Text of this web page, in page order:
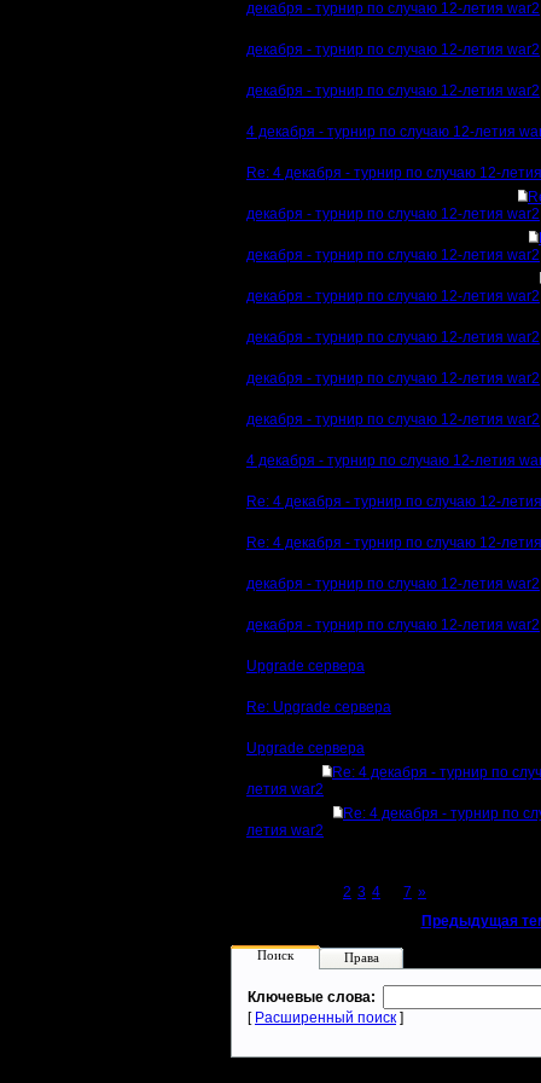
декабря - турнир по случаю 12-летия war2
декабря - турнир по случаю 12-летия war2
декабря - турнир по случаю 12-летия war2
4 декабря - турнир по случаю 12-летия
Re: 4 декабря - турнир по случаю 12-
декабря - турнир по случаю 12-летия war2
декабря - турнир по случаю 12-летия war2
декабря - турнир по случаю 12-летия war2
декабря - турнир по случаю 12-летия war2
декабря - турнир по случаю 12-летия war2
декабря - турнир по случаю 12-летия war2
4 декабря - турнир по случаю 12-летия
Re: 4 декабря - турнир по случаю 12-
Re: 4 декабря - турнир по случаю 12-
декабря - турнир по случаю 12-летия war2
декабря - турнир по случаю 12-летия war2
Upgrade сервера
Re: Upgrade сервера
Upgrade сервера
Re: 4 декабря - турнир по
летия war2
Re: 4 декабря - турнир по
летия war2
2 3 4 7 »
Предыдущая
Поиск Права
Ключевые слова:
[ Расширенный поиск ]